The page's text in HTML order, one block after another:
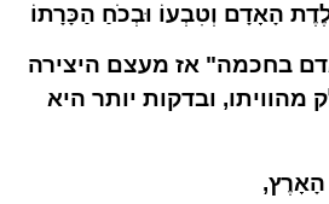
הָאָדָם וְטִבְעוֹ וּבְכֹחַ הַכָּרָתוֹ
בחכמה" אז מעצם היצירה
ובדקות יותר היא
הָאָרֶץ,